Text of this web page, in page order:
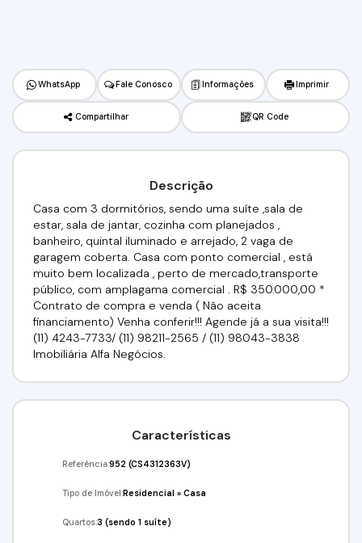
WhatsApp Fale Conosco Informações Imprimir
Compartilhar QR Code
Descrição
Casa com 3 dormitórios, sendo uma suíte ,sala de
estar, sala de jantar, cozinha com planejados ,
banheiro, quintal iluminado e arrejado, 2 vaga de
garagem coberta. Casa com ponto comercial , está
muito bem localizada , perto de mercado,transporte
público, com amplagama comercial . R$ 350.000,00 *
Contrato de compra e venda ( Não aceita
financiamento) Venha conferir!!! Agende já a sua visita!!!
(11) 4243-7733/ (11) 98211-2565 / (11) 98043-3838
Imobiliária Alfa Negócios.
Características
Referência:952 (CS4312363V)
Tipo de Imóvel:Residencial »Casa
Quartos:3 (sendo 1 suíte)